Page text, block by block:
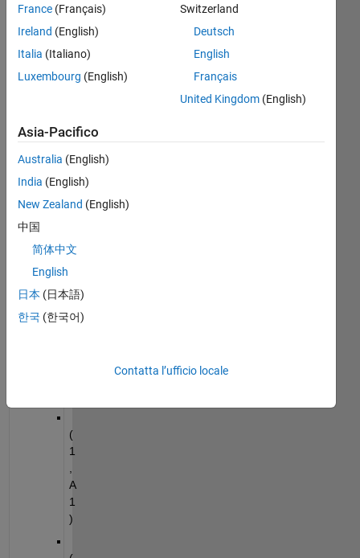
commenti
meno
recenti
e a
dat
t
with
the
owi
ng
in a
um
(
1
A
1
)
France (Français)
Ireland (English)
Italia (Italiano)
Luxembourg (English)
Switzerland
Deutsch
English
Français
United Kingdom(English)
Asia-Pacifico
Australia (English)
India (English)
New Zealand (English)
中国
简体中文
English
日本 (日本語)
한국 (한국어)
Contatta l’ufficio locale